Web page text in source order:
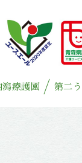
潟療護園 第二